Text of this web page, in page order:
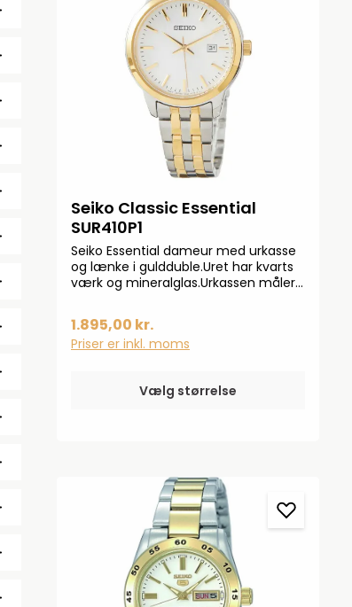
Seiko Classic Essential
SUR410P1
Seiko Essential dameur med urkasse
og lænke i guldduble.Uret har kvarts
værk og mineralglas.Urkassen måler
er elektronisk og styres af batteri
1.895,00 kr.
Priser er inkl. moms
Vælg størrelse